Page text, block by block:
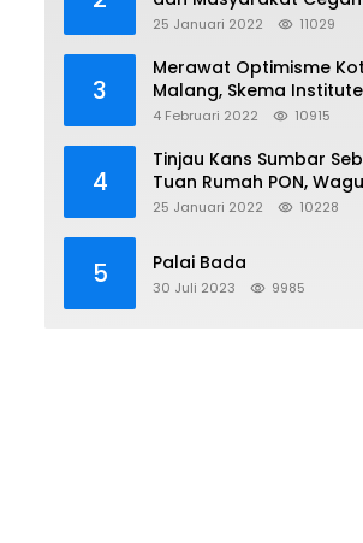
Bentrok Susulan di
25 Januari 2022 11029
3
Merawat Optimisme
Malang, Skema Institute Gelar
Diskusi Kolaboratif
4 Februari 2022 10915
4
Tinjau Kans Sumbar
Tuan Rumah PON,
Sambangi KONI Pusat
25 Januari 2022 10228
5 Palai Bada
30 Juli 2023 9985